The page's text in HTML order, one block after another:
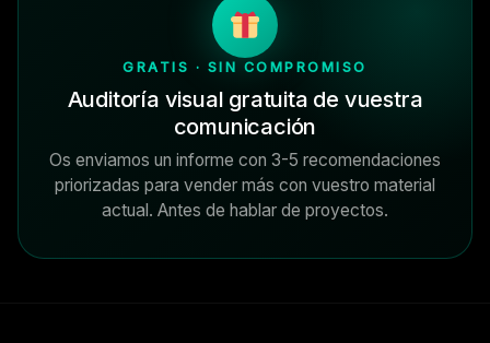
GRATIS · SIN COMPROMISO
Auditoría visual gratuita de vuestra
comunicación
Os enviamos un informe con 3-5 recomendaciones
priorizadas para vender más con vuestro material
actual. Antes de hablar de proyectos.